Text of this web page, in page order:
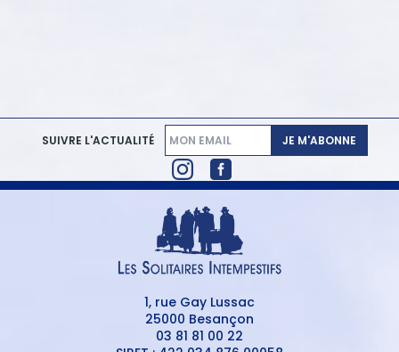
SUIVRE L'ACTUALITÉ JE M'ABONNE
1, rue Gay Lussac
25000 Besançon
03 81 81 00 22